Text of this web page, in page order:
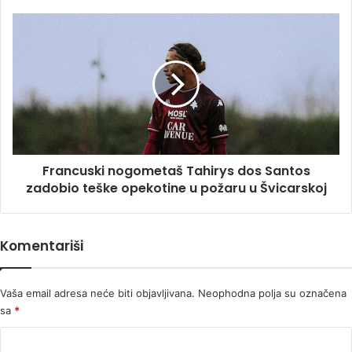
Santos
zadobio
teške
u
požaruFrancuski nogometaš Tahirys dos Santos
zadobio teške opekotine u požaru u Švicarskoj
Komentariši
Vaša email adresa neće biti objavljivana. Neophodna polja su označena
sa *